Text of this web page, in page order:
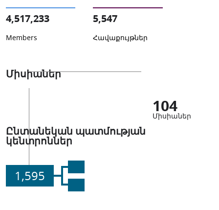
4,517,233
Members
5,547
Հավաքույթներ
Միսիաներ
104
Միսիաներ
Ընտանեկան պատմության
կենտրոններ
1,595